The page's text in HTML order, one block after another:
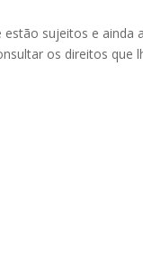
sujeitos e ainda
os direitos que